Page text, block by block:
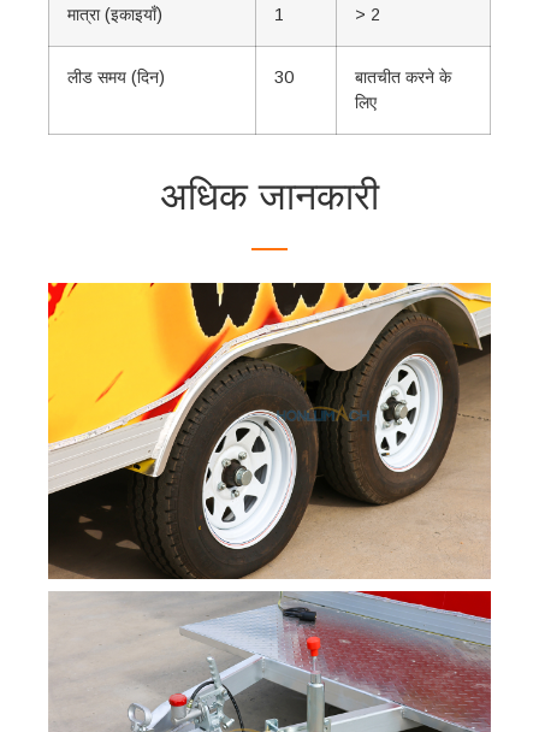
मात्रा (इकाइयाँ) 1 > 2
लीड समय (दिन) 30
बातचीत करने के
लिए
अधिक जानकारी